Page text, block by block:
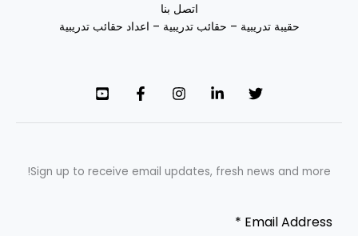
اتصل بنا
حقيبة تدريبية – حقائب تدريبية – اعداد حقائب تدريبية
Sign up to receive email updates, fresh news and more!